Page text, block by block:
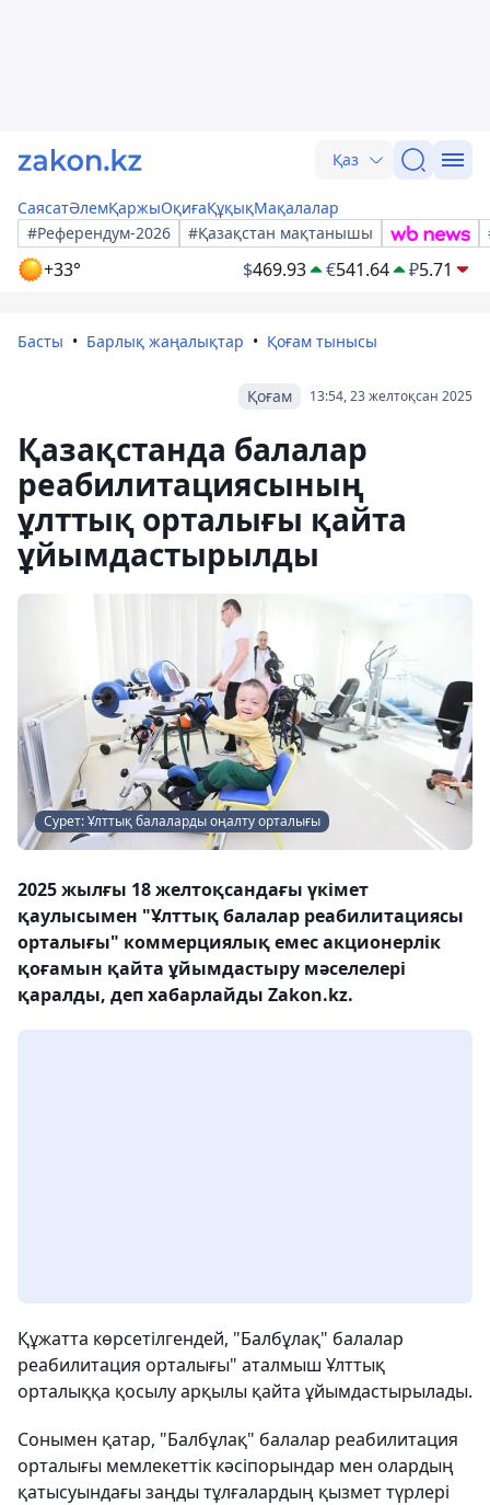
Қаз
СаясатӘлемҚаржыОқиғаҚұқықМақалалар
#Референдум-2026
#Қазақстан мақтанышы
+33° $469.93 €541.64 ₽5.71
Басты Барлық жаңалықтар Қоғам тынысы
13:54, 23 желтоқсан 2025
Қоғам
Қазақстанда балалар
реабилитациясының
ұлттық орталығы қайта
ұйымдастырылды
Сурет: Ұлттық балаларды оңалту орталығы
2025 жылғы 18 желтоқсандағы үкімет
қаулысымен "Ұлттық балалар реабилитациясы
орталығы" коммерциялық емес акционерлік
қоғамын қайта ұйымдастыру мәселелері
қаралды, деп хабарлайды Zakon.kz.
Құжатта көрсетілгендей, "Балбұлақ" балалар
реабилитация орталығы" аталмыш Ұлттық
орталыққа қосылу арқылы қайта ұйымдастырылады.
Сонымен қатар, "Балбұлақ" балалар реабилитация
орталығы мемлекеттік кәсіпорындар мен олардың
қатысуындағы заңды тұлғалардың қызмет түрлері